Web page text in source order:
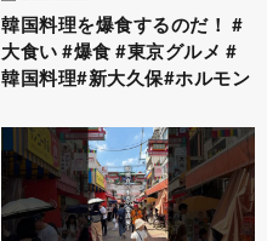
韓国料理を爆食するのだ！ #
大食い #爆食 #東京グルメ #
韓国料理#新大久保#ホルモン